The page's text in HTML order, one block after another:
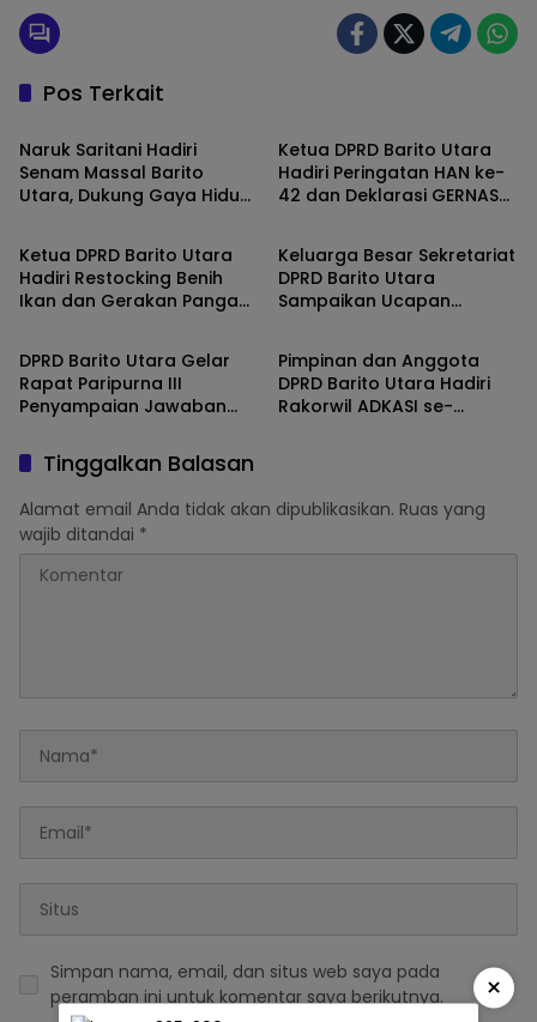
Pos Terkait
Barito Utara
Naruk Saritani Hadiri
Senam Massal Barito
Utara, Dukung Gaya Hidup
Ketua DPRD Barito Utara
Hadiri Peringatan HAN ke-
42 dan Deklarasi GERNAS
Barito Utara
Ketua DPRD Barito Utara
Hadiri Restocking Benih
Ikan dan Gerakan Pangan
Barito Utara
Keluarga Besar Sekretariat
DPRD Barito Utara
Sampaikan Ucapan
Shalahuddin
Barito Utara
DPRD Barito Utara Gelar
Rapat Paripurna III
Penyampaian Jawaban
Pemandangan Umum
Fraksi-Fraksi DPRD
Barito Utara
Pimpinan dan Anggota
DPRD Barito Utara Hadiri
Rakorwil ADKASI se-
Tinggalkan Balasan
Alamat email Anda tidak akan dipublikasikan. Ruas yang
wajib ditandai *
Simpan nama, email, dan situs web saya pada
peramban ini untuk komentar saya berikutnya.
×